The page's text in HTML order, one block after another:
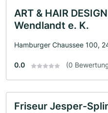
ART & HAIR
Wendlandt e. K.
Hamburger Chaussee 100,
0.0 (0
Friseur Jesper-